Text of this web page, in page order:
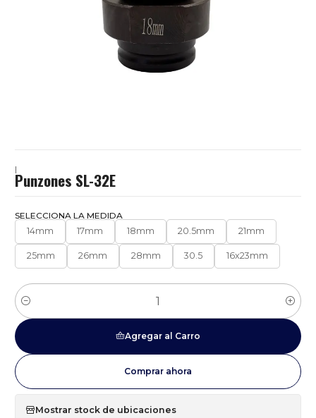
|
Punzones SL-32E
SELECCIONA LA MEDIDA
14mm
17mm 18mm 20.5mm 21mm
25mm 26mm 28mm 30.5 16x23mm
Cantidad
Agregar al Carro
Comprar ahora
Mostrar stock de ubicaciones